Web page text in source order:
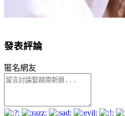
發表評論
匿名網友